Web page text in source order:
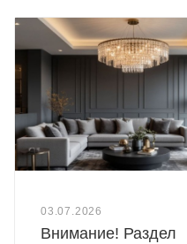
03.07.2026
Внимание! Раздел